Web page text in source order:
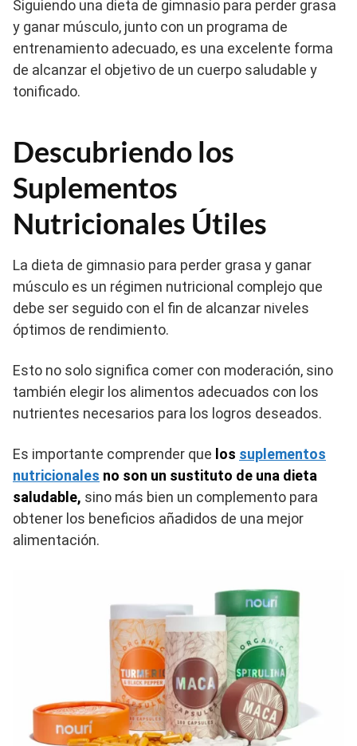
Siguiendo una dieta de gimnasio para perder grasa
y ganar músculo, junto con un programa de
entrenamiento adecuado, es una excelente forma
de alcanzar el objetivo de un cuerpo saludable y
tonificado.
Descubriendo los
Suplementos
Nutricionales Útiles
La dieta de gimnasio para perder grasa y ganar
músculo es un régimen nutricional complejo que
debe ser seguido con el fin de alcanzar niveles
óptimos de rendimiento.
Esto no solo significa comer con moderación, sino
también elegir los alimentos adecuados con los
nutrientes necesarios para los logros deseados.
Es importante comprender que los suplementos
nutricionales no son un sustituto de una dieta
saludable, sino más bien un complemento para
obtener los beneficios añadidos de una mejor
alimentación.